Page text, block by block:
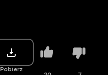
Pobierz